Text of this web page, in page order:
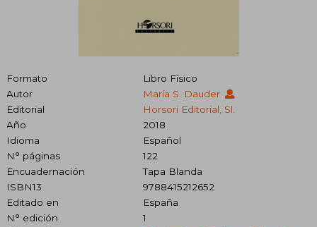
Formato
Libro Físico
Autor
María S. Dauder
Editorial
Horsori Editorial, Sl.
Año
2018
Idioma
Español
N° páginas
122
Encuadernación
Tapa Blanda
ISBN13
9788415212652
Editado en
España
N° edición
1